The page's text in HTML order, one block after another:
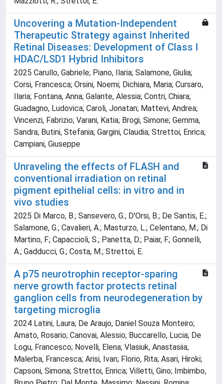
Uncovering a Mutation-Independent
Therapeutic Strategy against Inherited
Retinal Diseases: Development of Class I
HDAC/LSD1 Hybrid Inhibitors
2025 Carullo, Gabriele; Piano, Ilaria; Salamone, Giulia;
Corsi, Francesca; Orsini, Noemi; Dichiara, Maria; Cursaro,
Ilaria; Fontana, Anna; Galante, Alessia; Contri, Chiara;
Guadagno, Ludovica; Caroli, Jonatan; Mattevi, Andrea;
Vincenzi, Fabrizio; Varani, Katia; Brogi, Simone; Gemma,
Sandra; Butini, Stefania; Gargini, Claudia; Strettoi, Enrica;
Campiani, Giuseppe
Unraveling the effects of FLASH and
conventional irradiation on retinal
pigment epithelial cells: in vitro and in
vivo studies
2025 Di Marco, B.; Sansevero, G.; D'Orsi, B.; De Santis, E.;
Salamone, G.; Cavalieri, A.; Masturzo, L.; Celentano, M.; Di
Martino, F.; Capaccioli, S.; Panetta, D.; Paiar, F.; Gonnelli,
A.; Gadducci, G.; Costa, M.; Strettoi, E.
A p75 neurotrophin receptor‐sparing
nerve growth factor protects retinal
ganglion cells from neurodegeneration by
targeting microglia
2024 Latini, Laura; De Araujo, Daniel Souza Monteiro;
Amato, Rosario; Canovai, Alessio; Buccarello, Lucia; De
Logu, Francesco; Novelli, Elena; Vlasiuk, Anastasiia;
Malerba, Francesca; Arisi, Ivan; Florio, Rita; Asari, Hiroki;
Capsoni, Simona; Strettoi, Enrica; Villetti, Gino; Imbimbo,